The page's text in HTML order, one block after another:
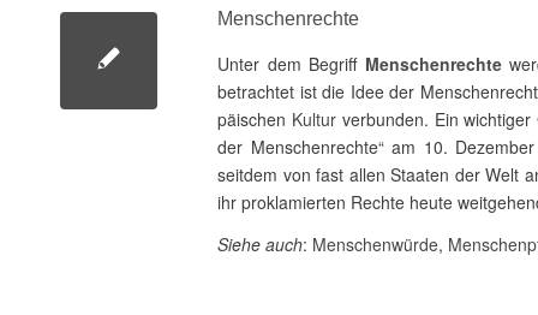
Menschen­rechte
Unter dem Begriff Menschen­rechte
betrachtet ist die Idee der
päi­schen Kulturverbunden. Ein wich­tiger
der Menschen­rechte“ am 10.
seitdem von fast allen Staaten der Welt
ihr prokla­mierten Rechte heute
Siehe auch: Menschen­würde,